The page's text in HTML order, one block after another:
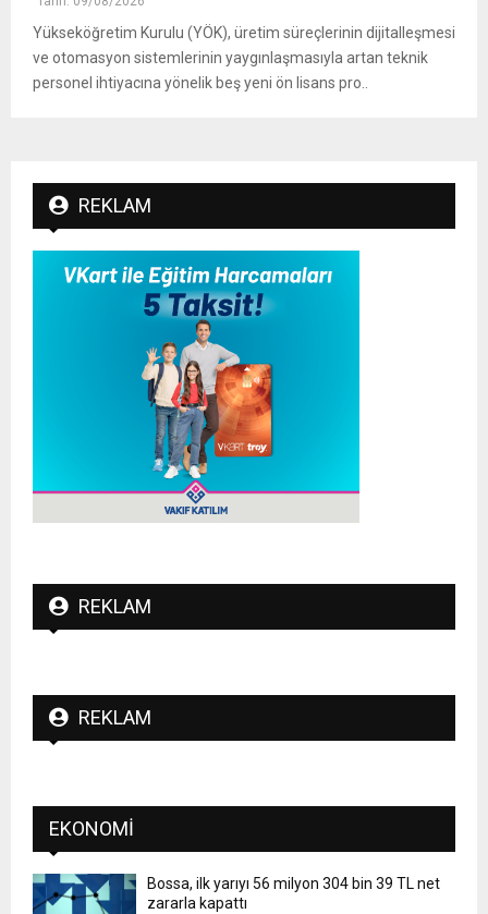
Yükseköğretim Kurulu (YÖK), üretim süreçlerinin dijitalleşmesi
ve otomasyon sistemlerinin yaygınlaşmasıyla artan teknik
personel ihtiyacına yönelik beş yeni ön lisans pro..
REKLAM
REKLAM
REKLAM
EKONOMI
Bossa, ilk yarıyı 56 milyon 304 bin 39 TL net
zararla kapattı